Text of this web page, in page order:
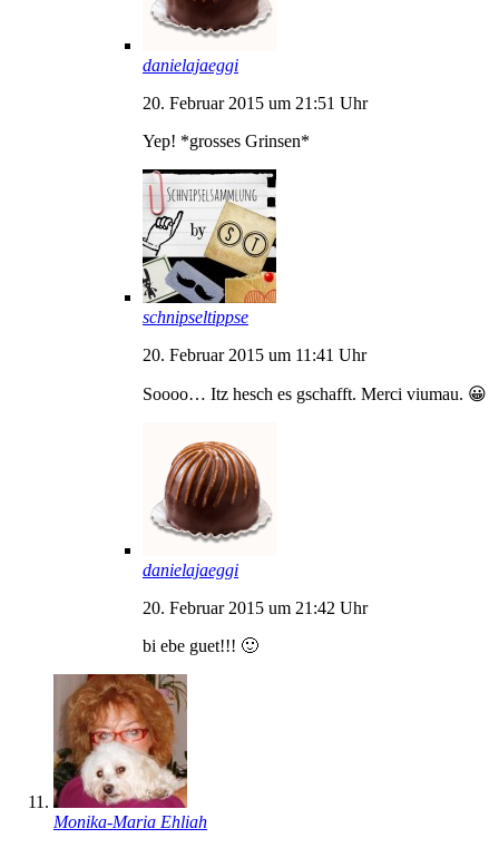
danielajaeggi
20. Februar 2015 um 21:51 Uhr
Yep! *grosses Grinsen*
schnipseltippse
20. Februar 2015 um 11:41 Uhr
Soooo… Itz hesch es gschafft. Merci viumau. 😀
danielajaeggi
20. Februar 2015 um 21:42 Uhr
bi ebe guet!!! 🙂
Monika-Maria Ehliah